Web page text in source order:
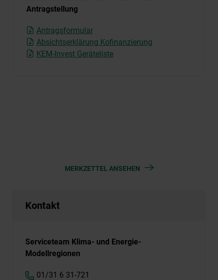
Antragstellung
Antragsformular
Absichtserklärung Kofinanzierung
KEM-Invest Geräteliste
MERKZETTEL ANSEHEN
Kontakt
Serviceteam Klima- und Energie-
Modellregionen
01/31 6 31-721